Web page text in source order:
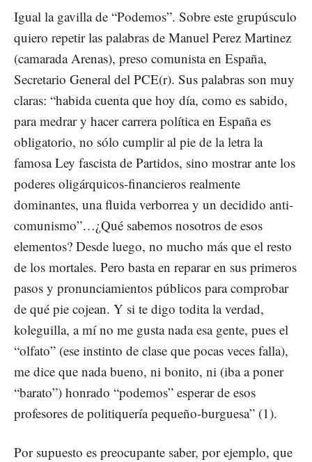
Igual la gavilla de “Podemos”. Sobre este grupúsculo
quiero repetir las palabras de Manuel Perez Martinez
(camarada Arenas), preso comunista en España,
Secretario General del PCE(r). Sus palabras son muy
claras: “habida cuenta que hoy día, como es sabido,
para medrar y hacer carrera política en España es
obligatorio, no sólo cumplir al pie de la letra la
famosa Ley fascista de Partidos, sino mostrar ante los
poderes oligárquicos-financieros realmente
dominantes, una fluida verborrea y un decidido anti-
comunismo”…¿Qué sabemos nosotros de esos
elementos? Desde luego, no mucho más que el resto
de los mortales. Pero basta en reparar en sus primeros
pasos y pronunciamientos públicos para comprobar
de qué pie cojean. Y si te digo todita la verdad,
koleguilla, a mí no me gusta nada esa gente, pues el
“olfato” (ese instinto de clase que pocas veces falla),
me dice que nada bueno, ni bonito, ni (iba a poner
“barato”) honrado “podemos” esperar de esos
profesores de politiquería pequeño-burguesa” (1).
Por supuesto es preocupante saber, por ejemplo, que